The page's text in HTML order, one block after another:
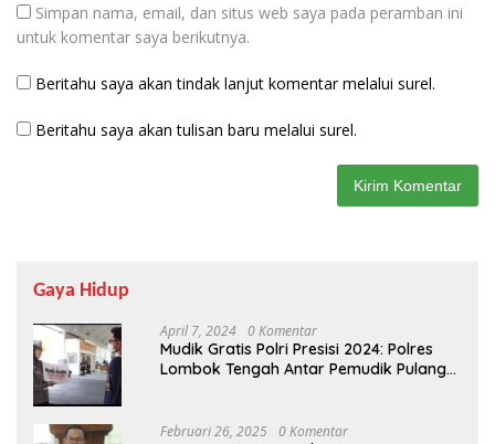
Simpan nama, email, dan situs web saya pada peramban ini
untuk komentar saya berikutnya.
Beritahu saya akan tindak lanjut komentar melalui surel.
Beritahu saya akan tulisan baru melalui surel.
Gaya Hidup
April 7, 2024 0 Komentar
Mudik Gratis Polri Presisi 2024: Polres
Lombok Tengah Antar Pemudik Pulang
Februari 26, 2025 0 Komentar